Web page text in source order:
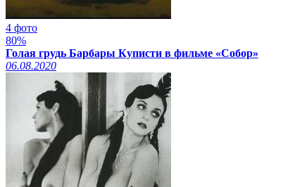
4 фото
80%
Голая грудь Барбары Куписти в фильме «Собор»
06.08.2020